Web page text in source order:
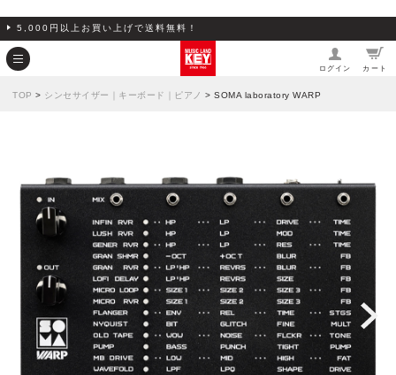
5,000円以上お買い上げで送料無料！
ログイン カート
TOP > シンセサイザー｜キーボード｜ピアノ > SOMA laboratory WARP